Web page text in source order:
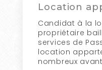
Location
Candidat à la
propriétaire
services de
location
nombreux